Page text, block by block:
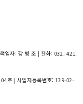
임자: 강 병 조 | 전화: 032. 421.
호 | 사업자등록번호: 139-02-